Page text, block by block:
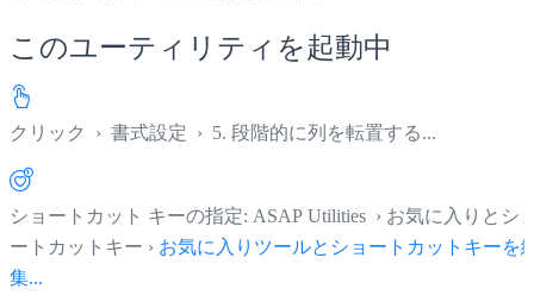
このユーティリティを起動中
クリック › 書式設定 › 5. 段階的に列を転置する...
ショートカット キーの指定: ASAP Utilities › お気に入りとシ
ートカットキー › お気に入りツールとショートカットキーを
集...